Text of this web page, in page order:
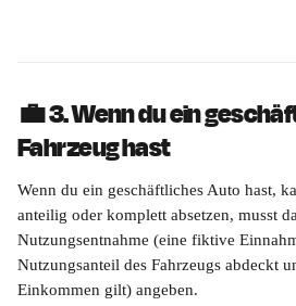
💼 3. Wenn du ein
Fahrzeug hast
Wenn du ein geschäftliches Auto hast,
anteilig oder komplett absetzen, musst
Nutzungsentnahme (eine fiktive
Nutzungsanteil des Fahrzeugs abdeckt
Einkommen gilt) angeben.